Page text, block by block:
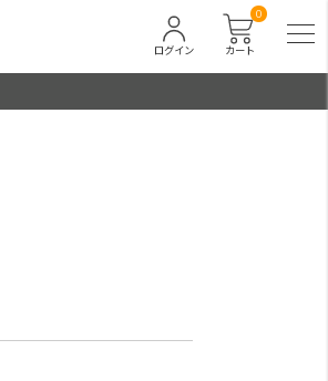
カート
0
ログイン